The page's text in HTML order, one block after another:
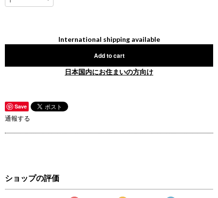
International shipping available
Add to cart
日本国内にお住まいの方向け
Save
通報する
ショップの評価